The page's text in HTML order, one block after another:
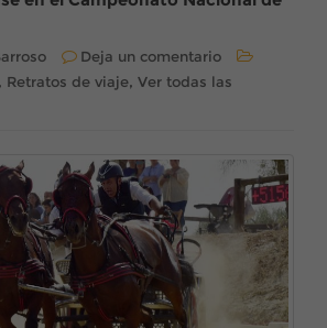
Deja un comentario
, Retratos de viaje, Ver todas las